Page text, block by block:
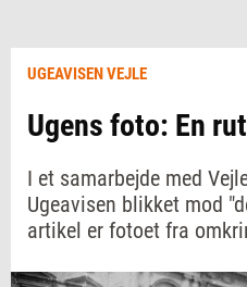
UGEAVISEN VEJLE
Ugens foto: En
I et samarbejde med
Ugeavisen blikket mod
artikel er fotoet fra